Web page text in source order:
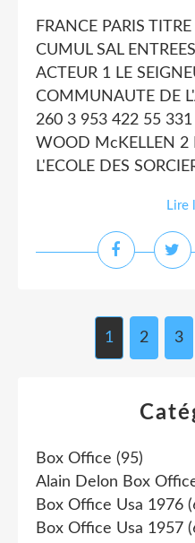
FRANCE PARIS
CUMUL SAL
ACTEUR 1 LE
COMMUNAUTE DE
260 3 953 422 55
WOOD McKELLEN 2
L'ECOLE DES
Lire
1 2 3
Box Office (95)
Alain Delon Box
Box Office Usa 1976
Box Office Usa 1957